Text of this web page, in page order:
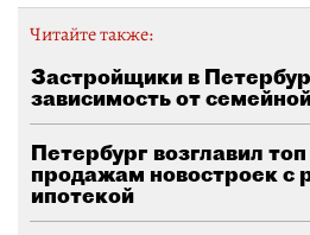
Читайте также:
Застройщики в
зависимость от
Петербург возглавил
продажам новостроек с
ипотекой